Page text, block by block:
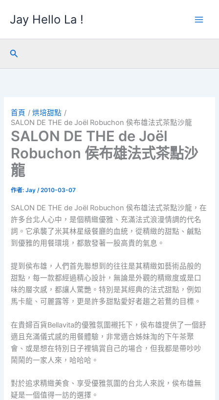
要
Jay Hello La !
搜
尋
首頁
烘培甜點
SALON DE THE de Joël Robuchon 侯布雄法式茶點沙龍
SALON DE THE de Joël
Robuchon 侯布雄法式茶點沙
龍
作者:Jay/2010-03-07
SALON DE THE de Joël Robuchon 侯布雄法式茶點沙龍，在
許多台北人心中，是個精緻優雅、充滿法式浪漫情調的代名
詞。它承襲了米其林星級餐廳的血統，從精緻的甜點、鹹點
到優雅的用餐環境，都散發著一股高貴的氣息。
提到侯布雄，人們首先聯想到的往往是其精緻如藝術品般的
甜點，每一款都經過精心設計，無論是外觀的精緻度或是口
味的層次感，都讓人驚艷。特別是其經典的法式甜點，例如
馬卡龍、可麗露等，更是許多甜點愛好者趨之若鶩的目標。
在貴婦百貨Bellavita的優雅氛圍襯托下，侯布雄提供了一個舒
適且充滿儀式感的用餐體驗，非常適合姊妹淘的下午茶聚
會、或是想在特別日子裡犒賞自己的場合，但我都是帶吵吵
鬧鬧的一家人來，哈哈哈。
對於追求精緻美食、享受優雅氛圍的台北人來說，侯布雄無
疑是一個值得一訪的選擇。